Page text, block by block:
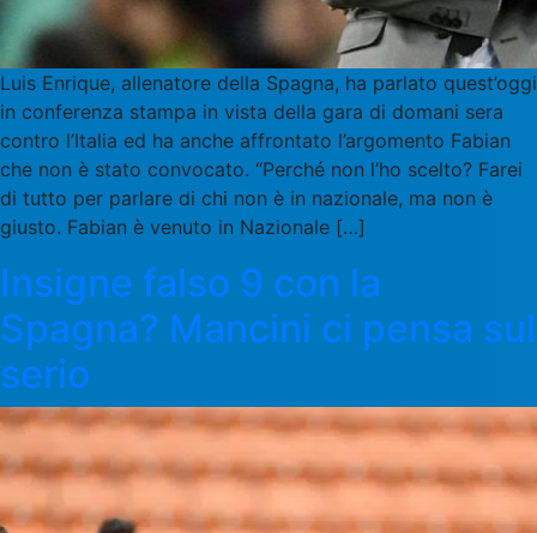
Luis Enrique, allenatore della Spagna, ha parlato quest’oggi
in conferenza stampa in vista della gara di domani sera
contro l’Italia ed ha anche affrontato l’argomento Fabian
che non è stato convocato. “Perché non l’ho scelto? Farei
di tutto per parlare di chi non è in nazionale, ma non è
giusto. Fabian è venuto in Nazionale […]
Insigne falso 9 con la
Spagna? Mancini ci pensa sul
serio